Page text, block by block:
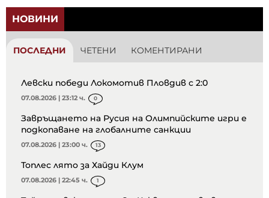
НОВИНИ
ПОСЛЕДНИ ЧЕТЕНИ КОМЕНТИРАНИ
Левски победи Локомотив Пловдив с 2:0
07.08.2026 | 23:12 ч. 0
Завръщането на Русия на Олимпийските игри е
подкопаване на глобалните санкции
07.08.2026 | 23:00 ч. 13
Топлес лято за Хайди Клум
07.08.2026 | 22:45 ч. 1